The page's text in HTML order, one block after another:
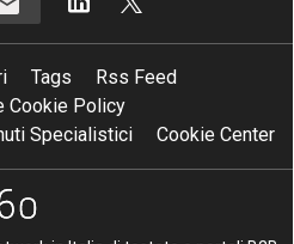
Tags
Rss Feed
Cookie Policy
Specialistici
Cookie Center